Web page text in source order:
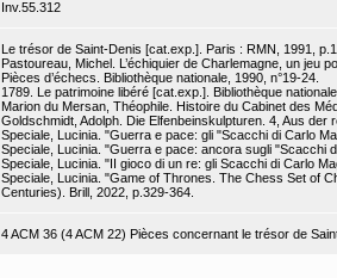
Inv.55.312
Le trésor de Saint-Denis [cat.exp.]. Paris : RMN, 1991,
Pastoureau, Michel. L’échiquier de Charlemagne, un jeu
Pièces d’échecs. Bibliothèque nationale, 1990, n°19-24.
1789. Le patrimoine libéré [cat.exp.]. Bibliothèque
Marion du Mersan, Théophile. Histoire du Cabinet des
Goldschmidt, Adolph. Die Elfenbeinskulpturen. 4, Aus
Speciale, Lucinia. "Guerra e pace: gli "Scacchi di Carlo
Speciale, Lucinia. "Guerra e pace: ancora sugli "Scacchi
Speciale, Lucinia. "II gioco di un re: gli Scacchi di Carlo
Speciale, Lucinia. "Game of Thrones. The Chess Set of
Centuries). Brill, 2022, p.329-364.
4 ACM 36 (4 ACM 22) Pièces concernant le trésor de